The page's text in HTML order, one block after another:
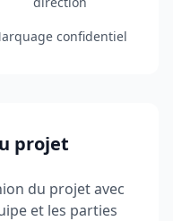
confidentiel
projet
du projet avec
et les parties